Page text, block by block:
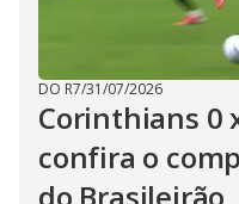
DO R7/31/07/2026
Corinthians 0
confira o